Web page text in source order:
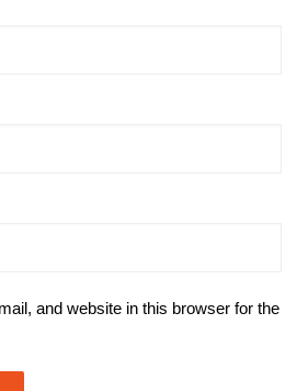
and website in this browser for the